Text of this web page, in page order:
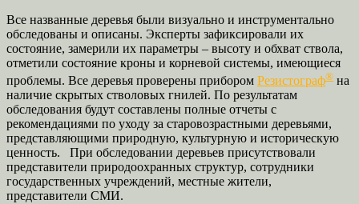
Все названные деревья были визуально и инструментально
обследованы и описаны. Эксперты зафиксировали их
состояние, замерили их параметры – высоту и обхват ствола,
отметили состояние кроны и корневой системы, имеющиеся
проблемы. Все деревья проверены прибором Резистограф® на
наличие скрытых стволовых гнилей. По результатам
обследования будут составлены полные отчеты с
рекомендациями по уходу за старовозрастными деревьями,
представляющими природную, культурную и историческую
ценность. При обследовании деревьев присутствовали
представители природоохранных структур, сотрудники
государственных учреждений, местные жители,
представители СМИ.